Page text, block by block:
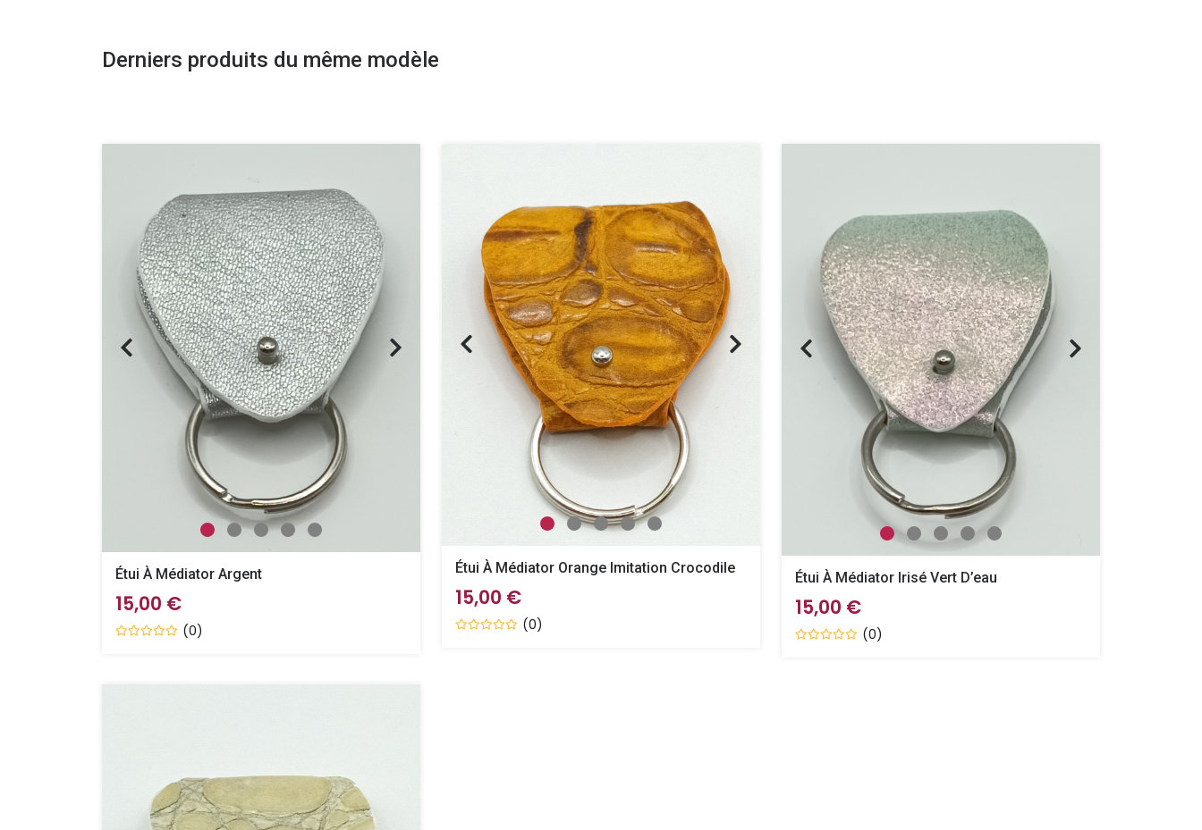
Derniers produits du même modèle
Étui À Médiator Argent
15,00 €
(0)
Étui À Médiator Orange Imitation Crocodile
15,00 €
(0)
Étui À Médiator Irisé Vert D’eau
15,00 €
(0)